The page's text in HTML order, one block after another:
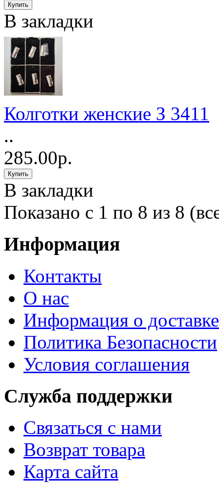
В закладки
Колготки женские З 3411
..
285.00р.
В закладки
Показано с 1 по 8 из 8
Информация
Контакты
О нас
Информация о доставке
Политика Безопасности
Условия соглашения
Служба поддержки
Связаться с нами
Возврат товара
Карта сайта